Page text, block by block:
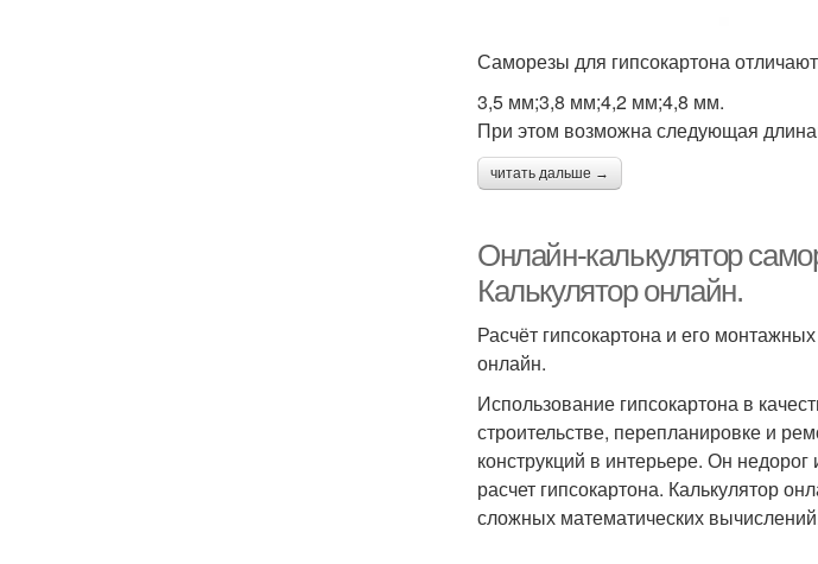
Саморезы для гипсокартона
3,5 мм;3,8 мм;4,2 мм;4,8 мм.
При этом возможна следующая
читать дальше →
Онлайн-калькулятор
Калькулятор онлайн.
Расчёт гипсокартона и его
онлайн.
Использование гипсокартона в
строительстве, перепланировке и
конструкций в интерьере. Он
расчет гипсокартона. Калькулятор
сложных математических